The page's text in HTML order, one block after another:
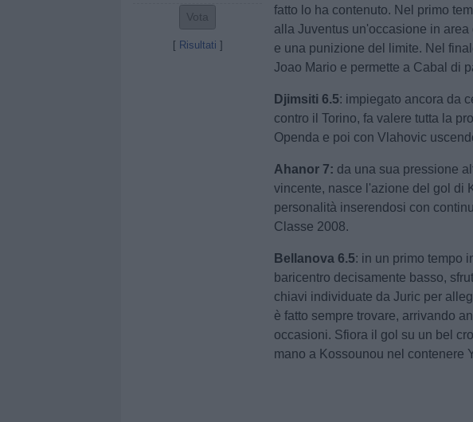
[ Risultati ]
fatto lo ha contenuto. Nel primo
alla Juventus un'occasione in
e una punizione del limite. Nel
Joao Mario e permette a Cabal di
Djimsiti 6.5: impiegato ancora da
contro il Torino, fa valere tutta la
Openda e poi con Vlahovic
Ahanor 7: da una sua pressione
vincente, nasce l'azione del gol di
personalità inserendosi con
Classe 2008.
Bellanova 6.5: in un primo tempo
baricentro decisamente basso,
chiavi individuate da Juric per
è fatto sempre trovare, arrivando
occasioni. Sfiora il gol su un bel
mano a Kossounou nel contenere